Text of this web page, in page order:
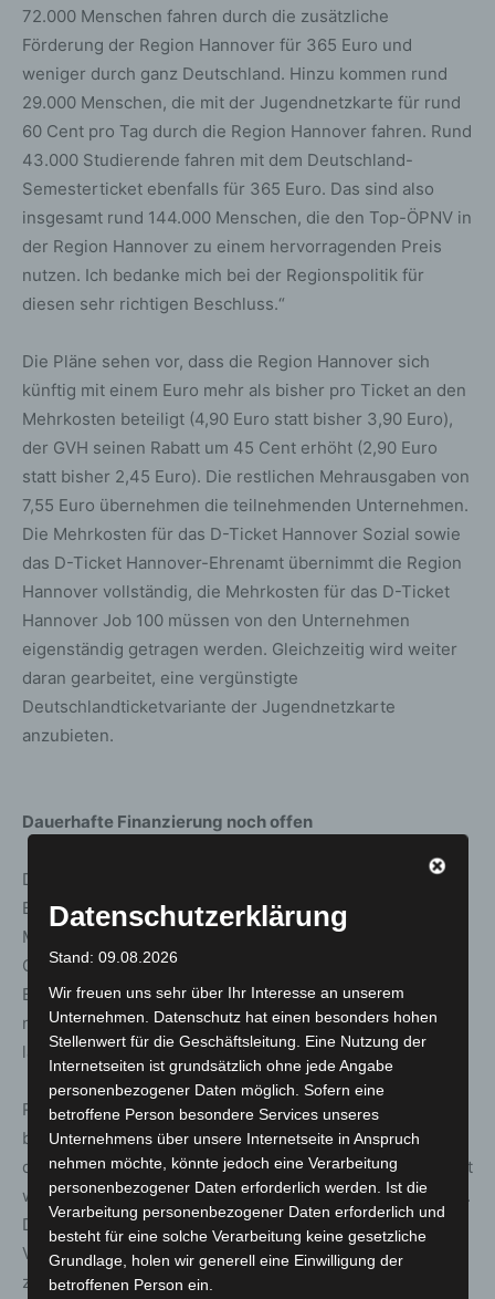
72.000 Menschen fahren durch die zusätzliche
Förderung der Region Hannover für 365 Euro und
weniger durch ganz Deutschland. Hinzu kommen rund
29.000 Menschen, die mit der Jugendnetzkarte für rund
60 Cent pro Tag durch die Region Hannover fahren. Rund
43.000 Studierende fahren mit dem Deutschland-
Semesterticket ebenfalls für 365 Euro. Das sind also
insgesamt rund 144.000 Menschen, die den Top-ÖPNV in
der Region Hannover zu einem hervorragenden Preis
nutzen. Ich bedanke mich bei der Regionspolitik für
diesen sehr richtigen Beschluss.“
Die Pläne sehen vor, dass die Region Hannover sich
künftig mit einem Euro mehr als bisher pro Ticket an den
Mehrkosten beteiligt (4,90 Euro statt bisher 3,90 Euro),
der GVH seinen Rabatt um 45 Cent erhöht (2,90 Euro
statt bisher 2,45 Euro). Die restlichen Mehrausgaben von
7,55 Euro übernehmen die teilnehmenden Unternehmen.
Die Mehrkosten für das D-Ticket Hannover Sozial sowie
das D-Ticket Hannover-Ehrenamt übernimmt die Region
Hannover vollständig, die Mehrkosten für das D-Ticket
Hannover Job 100 müssen von den Unternehmen
eigenständig getragen werden. Gleichzeitig wird weiter
daran gearbeitet, eine vergünstigte
Deutschlandticketvariante der Jugendnetzkarte
anzubieten.
Dauerhafte Finanzierung noch offen
Die Region Hannover geht bei etwa gleichbleibender
Buchung der Deutschlandtickets von prognostizierten
Mehrkosten in Höhe von rund 2,2 Millionen Euro aus.
Offen ist aktuell noch die dauerhafte Unterstützung des
Bundes bei der Finanzierung. Diese Entscheidung ist die
notwendige Bedingung dafür, das 365-Euro-Ticket
langfristig in der Region Hannover anbieten zu können.
Regionspräsident Steffen Krach: „Es ist nicht zu
begreifen, dass wir nach wie vor keine definitive Zusage
des Bundes haben, wie es planungssicher mit dem Ticket
weitergeht. Wir können aktuell nur bis Ende 2025 planen.
Das ist sowohl für die Kolleg*innen in den
Verkehrsbetrieben als auch für Arbeitgeber*innen und
zuletzt für die Fahrgäste ein Problem. Auf Bundesebene
Datenschutzerklärung
Stand: 09.08.2026
Wir freuen uns sehr über Ihr Interesse an unserem
Unternehmen. Datenschutz hat einen besonders hohen
Stellenwert für die Geschäftsleitung. Eine Nutzung der
Internetseiten ist grundsätzlich ohne jede Angabe
personenbezogener Daten möglich. Sofern eine
betroffene Person besondere Services unseres
Unternehmens über unsere Internetseite in Anspruch
nehmen möchte, könnte jedoch eine Verarbeitung
personenbezogener Daten erforderlich werden. Ist die
Verarbeitung personenbezogener Daten erforderlich und
besteht für eine solche Verarbeitung keine gesetzliche
Grundlage, holen wir generell eine Einwilligung der
betroffenen Person ein.